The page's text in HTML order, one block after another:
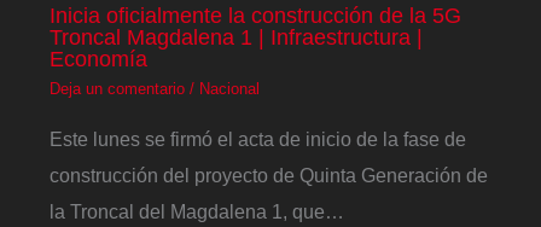
Inicia oficialmente la construcción de la 5G
Troncal Magdalena 1 | Infraestructura |
Economía
Deja un comentario / Nacional
Este lunes se firmó el acta de inicio de la fase de
construcción del proyecto de Quinta Generación de
la Troncal del Magdalena 1, que…